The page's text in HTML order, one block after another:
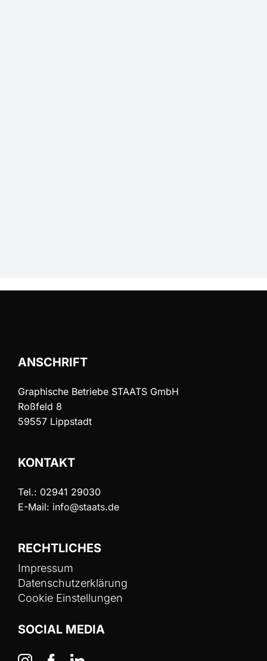
ANSCHRIFT
Graphische Betriebe STAATS GmbH
Roßfeld 8
59557 Lippstadt
KONTAKT
Tel.: 02941 29030
E-Mail: info@staats.de
RECHTLICHES
Impressum
Datenschutzerklärung
Cookie Einstellungen
SOCIAL MEDIA